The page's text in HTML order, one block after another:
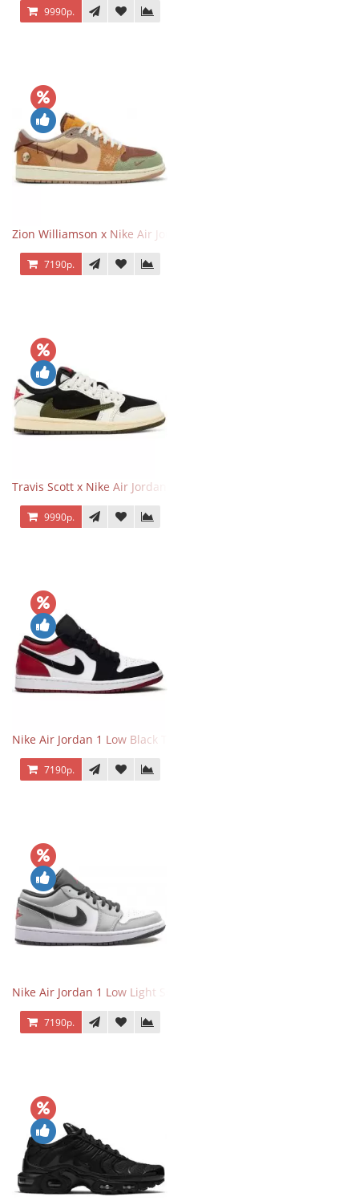
9990р.
Zion Williamson x Nike Air Jordan 1 Retro Low OG Voodoo
7190р.
Travis Scott x Nike Air Jordan 1 Retro Low OG SP Olive
9990р.
Nike Air Jordan 1 Low Black Toe
7190р.
Nike Air Jordan 1 Low Light Smoke Grey
7190р.